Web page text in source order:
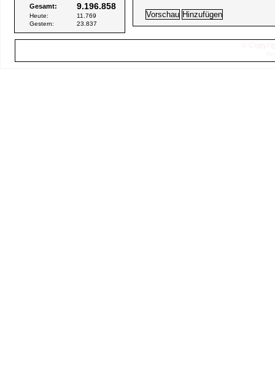
Gesamt: 9.196.858
Heute:
11.769
Gestern:
23.837